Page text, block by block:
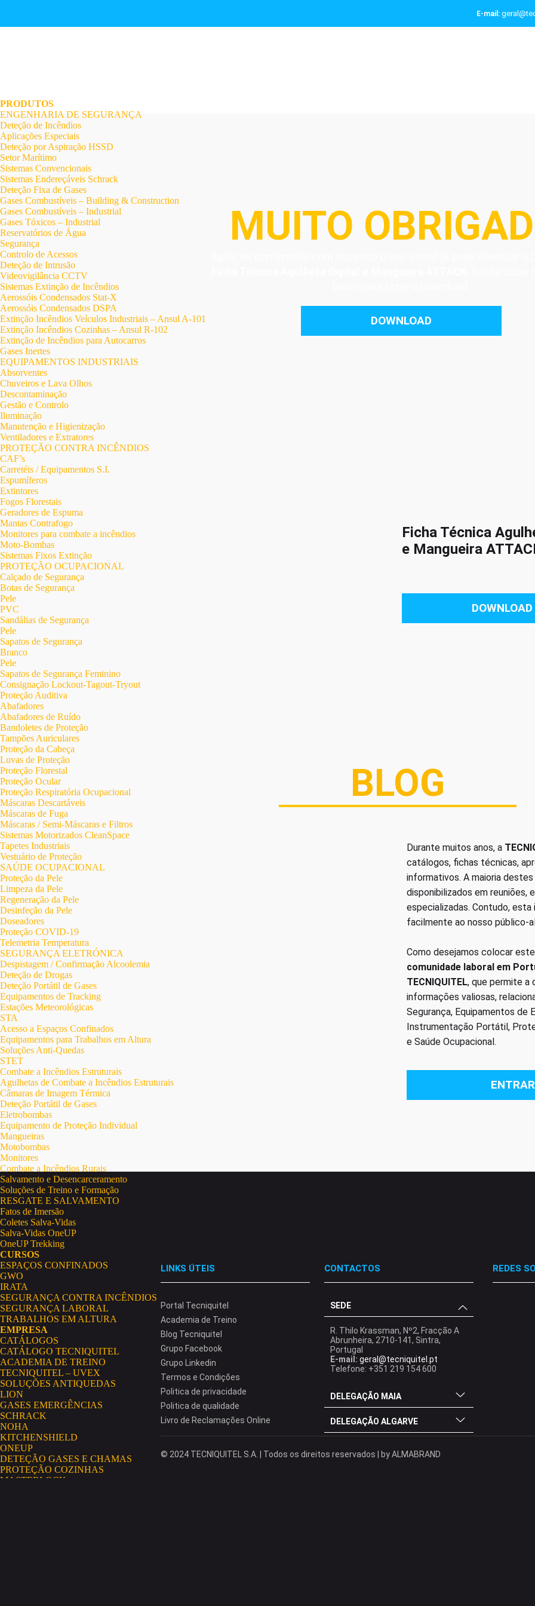
E-mail:
PRODUTOS
ENGENHARIA DE SEGURANÇA
Deteção de Incêndios
Aplicações Especiais
Deteção por Aspiração HSSD
Setor Marítimo
Sistemas Convencionais
Sistemas Endereçáveis Schrack
Deteção Fixa de Gases
Gases Combustíveis – Building & Construction
Gases Combustíveis – Industrial
Gases Tóxicos – Industrial
Reservatórios de Água
Segurança
Controlo de Acessos
Deteção de Intrusão
Videovigilância CCTV
Sistemas Extinção de Incêndios
Aerossóis Condensados Stat-X
Aerossóis Condensados DSPA
Extinção Incêndios Veículos Industriais – Ansul A-101
Extinção Incêndios Cozinhas – Ansul R-102
Extinção de Incêndios para Autocarros
Gases Inertes
EQUIPAMENTOS INDUSTRIAIS
Absorventes
Chuveiros e Lava Olhos
Descontaminação
Gestão e Controlo
Iluminação
Manutenção e Higienização
Ventiladores e Extratores
PROTEÇÃO CONTRA INCÊNDIOS
CAF’s
Carretéis / Equipamentos S.I.
Espumíferos
Extintores
Fogos Florestais
Geradores de Espuma
Mantas Contrafogo
Monitores para combate a incêndios
Moto-Bombas
Sistemas Fixos Extinção
PROTEÇÃO OCUPACIONAL
Calçado de Segurança
Botas de Segurança
Pele
PVC
Sandálias de Segurança
Pele
Sapatos de Segurança
Branco
Pele
Sapatos de Segurança Feminino
Consignação Lockout-Tagout-Tryout
Proteção Auditiva
Abafadores
Abafadores de Ruído
Bandoletes de Proteção
Tampões Auriculares
Proteção da Cabeça
Luvas de Proteção
Proteção Florestal
Proteção Ocular
Proteção Respiratória Ocupacional
Máscaras Descartáveis
Máscaras de Fuga
Máscaras / Semi-Máscaras e Filtros
Sistemas Motorizados CleanSpace
Tapetes Industriais
Vestuário de Proteção
SAÚDE OCUPACIONAL
Proteção da Pele
Limpeza da Pele
Regeneração da Pele
Desinfeção da Pele
Doseadores
Proteção COVID-19
Telemetria Temperatura
SEGURANÇA ELETRÓNICA
Despistagem / Confirmação Alcoolemia
Deteção de Drogas
Deteção Portátil de Gases
Equipamentos de Tracking
Estações Meteorológicas
STA
Acesso a Espaços Confinados
Equipamentos para Trabalhos em Altura
Soluções Anti-Quedas
STET
Combate a Incêndios Estruturais
Agulhetas de Combate a Incêndios Estruturais
Câmaras de Imagem Térmica
Deteção Portátil de Gases
Eletrobombas
Equipamento de Proteção Individual
Mangueiras
Motobombas
Monitores
Combate a Incêndios Rurais
Salvamento e Desencarceramento
Soluções de Treino e Formação
RESGATE E SALVAMENTO
Fatos de Imersão
Coletes Salva-Vidas
Salva-Vidas OneUP
OneUP Trekking
CURSOS
ESPAÇOS CONFINADOS
GWO
IRATA
SEGURANÇA CONTRA INCÊNDIOS
SEGURANÇA LABORAL
TRABALHOS EM ALTURA
EMPRESA
CATÁLOGOS
CATÁLOGO TECNIQUITEL
ACADEMIA DE TREINO
TECNIQUITEL – UVEX
SOLUÇÕES ANTIQUEDAS
LION
GASES EMERGÊNCIAS
SCHRACK
NOHA
KITCHENSHIELD
ONEUP
DETEÇÃO GASES E CHAMAS
PROTEÇÃO COZINHAS
MASTERLOCK
MUITO
DOWNLOAD
Ficha Técnica
e Mangueira
DOWNLOAD
BLOG
Durante muitos anos, a
catálogos, fichas técnicas,
informativos. A maioria
disponibilizados em reuniões,
especializadas. Contudo,
facilmente ao nosso público-
Como desejamos colocar
comunidade laboral em
TECNIQUITEL, que permite a
informações valiosas,
Segurança, Equipamentos de
Instrumentação Portátil,
e Saúde Ocupacional.
LINKS ÚTEIS
Portal Tecniquitel
Academia de Treino
Blog Tecniquitel
Grupo Facebook
Grupo Linkedin
Termos e Condições
Politica de privacidade
Politica de qualidade
Livro de Reclamações Online
CONTACTOS
SEDE
R. Thilo Krassman, Nº2, Fracção A
Abrunheira, 2710-141, Sintra,
Portugal
E-mail: geral@tecniquitel.pt
Telefone: +351 219 154 600
DELEGAÇÃO MAIA
DELEGAÇÃO ALGARVE
REDES
© 2024 TECNIQUITEL S.A. | Todos os direitos reservados | byALMABRAND